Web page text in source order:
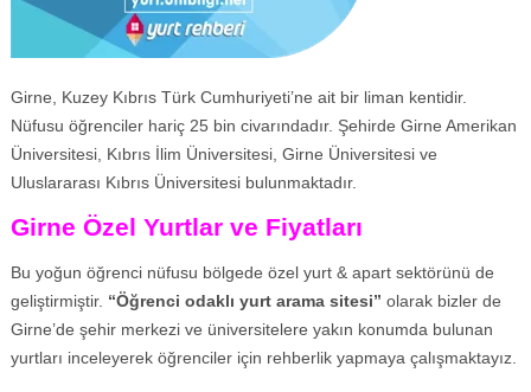
Girne, Kuzey Kıbrıs Türk Cumhuriyeti’ne ait bir liman kentidir.
Nüfusu öğrenciler hariç 25 bin civarındadır. Şehirde Girne Amerikan
Üniversitesi, Kıbrıs İlim Üniversitesi, Girne Üniversitesi ve
Uluslararası Kıbrıs Üniversitesi bulunmaktadır.
Girne Özel Yurtlar ve Fiyatları
Bu yoğun öğrenci nüfusu bölgede özel yurt & apart sektörünü de
geliştirmiştir. “Öğrenci odaklı yurt arama sitesi” olarak bizler de
Girne’de şehir merkezi ve üniversitelere yakın konumda bulunan
yurtları inceleyerek öğrenciler için rehberlik yapmaya çalışmaktayız.